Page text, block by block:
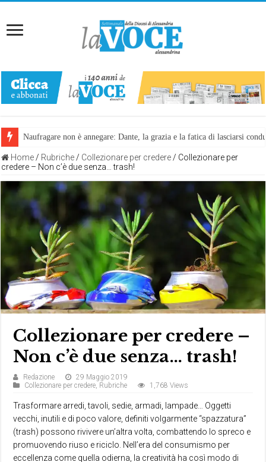
Naufragare non è annegare: Dante, la grazia e la fatica di lasciarsi
Home / Rubriche / Collezionare per credere / Collezionare per
credere – Non c’è due senza… trash!
Collezionare per credere –
Non c’è due senza… trash!
Redazione
29 Maggio 2019
Collezionare per credere Rubriche 1,768 Views
Trasformare arredi, tavoli, sedie, armadi, lampade… Oggetti
vecchi, inutili e di poco valore, definiti volgarmente “spazzatura”
(trash) possono rivivere un’altra volta, combattendo lo spreco e
promuovendo riuso e riciclo. Nell’era del consumismo per
eccellenza come quella odierna, la creatività ha così modo di